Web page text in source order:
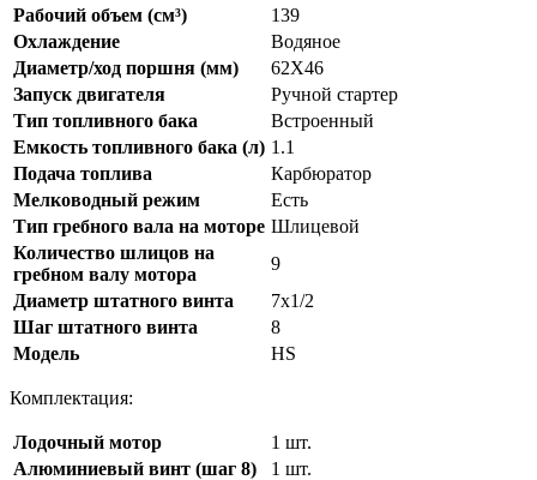
Рабочий объем (см³)
139
Охлаждение
Водяное
Диаметр/ход поршня (мм)
62X46
Запуск двигателя
Ручной стартер
Тип топливного бака
Встроенный
Емкость топливного бака (л) 1.1
Подача топлива
Карбюратор
Мелководный режим
Есть
Тип гребного вала на моторе Шлицевой
Количество шлицов на
гребном валу мотора
9
Диаметр штатного винта
7х1/2
Шаг штатного винта
8
Модель
HS
Комплектация:
Лодочный мотор
1 шт.
Алюминиевый винт (шаг 8)
1 шт.